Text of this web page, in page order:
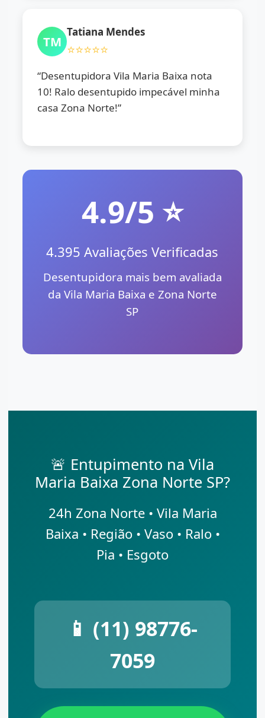
TM
Tatiana Mendes
⭐⭐⭐⭐⭐
“Desentupidora Vila Maria Baixa nota
10! Ralo desentupido impecável minha
casa Zona Norte!”
4.9/5 ⭐
4.395 Avaliações Verificadas
Desentupidora mais bem avaliada
da Vila Maria Baixa e Zona Norte
SP
🚨 Entupimento na Vila
Maria Baixa Zona Norte SP?
24h Zona Norte • Vila Maria
Baixa • Região • Vaso • Ralo •
Pia • Esgoto
📱 (11) 98776-
7059